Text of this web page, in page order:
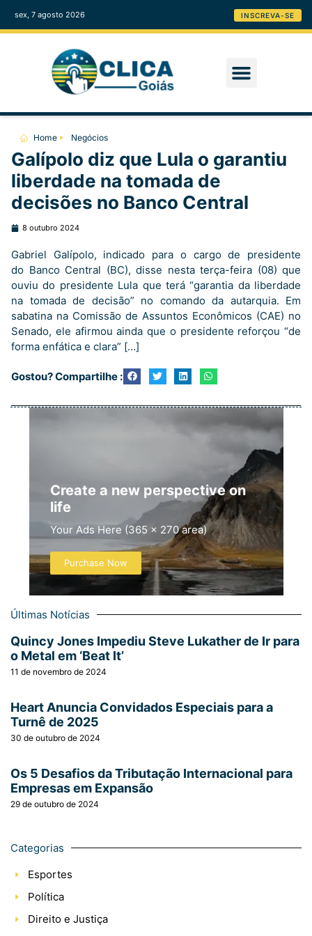
sex, 7 agosto 2026 INSCREVA-SE
Home Negócios
Galípolo diz que Lula o garantiu
liberdade na tomada de
decisões no Banco Central
8 outubro 2024
Gabriel Galípolo, indicado para o cargo de presidente
do Banco Central (BC), disse nesta terça-feira (08) que
ouviu do presidente Lula que terá “garantia da liberdade
na tomada de decisão” no comando da autarquia. Em
sabatina na Comissão de Assuntos Econômicos (CAE) no
Senado, ele afirmou ainda que o presidente reforçou “de
forma enfática e clara” […]
Gostou? Compartilhe :
Create a new perspective on
life
Your Ads Here (365 x 270 area)
Purchase Now
Últimas Notícias
Quincy Jones Impediu Steve Lukather de Ir para
o Metal em ‘Beat It’
11 de novembro de 2024
Heart Anuncia Convidados Especiais para a
Turnê de 2025
30 de outubro de 2024
Os 5 Desafios da Tributação Internacional para
Empresas em Expansão
29 de outubro de 2024
Categorias
Esportes
Política
Direito e Justiça